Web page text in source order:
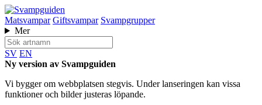
Matsvampar Giftsvampar Svampgrupper
Mer
SV EN
Ny version av Svampguiden
Vi bygger om webbplatsen stegvis. Under lanseringen kan vissa
funktioner och bilder justeras löpande.